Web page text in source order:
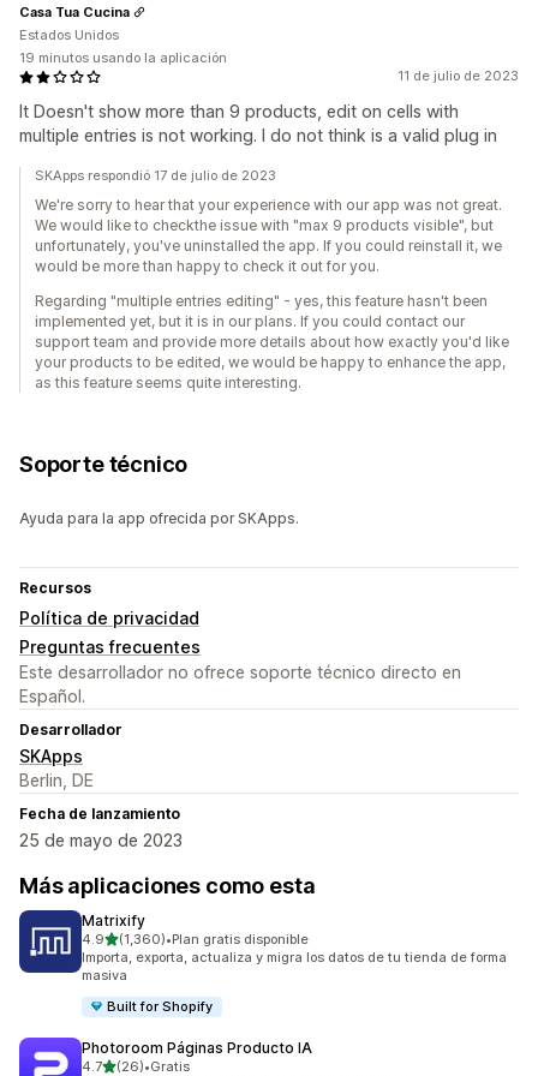
11 de julio de 2023
It Doesn't show more than 9 products, edit on cells with
multiple entries is not working. I do not think is a valid plug in
Casa Tua Cucina
Estados Unidos
19 minutos usando la aplicación
SKApps respondió 17 de julio de 2023
We're sorry to hear that your experience with our app was not great.
We would like to checkthe issue with "max 9 products visible", but
unfortunately, you've uninstalled the app. If you could reinstall it, we
would be more than happy to check it out for you.
Regarding "multiple entries editing" - yes, this feature hasn't been
implemented yet, but it is in our plans. If you could contact our
support team and provide more details about how exactly you'd like
your products to be edited, we would be happy to enhance the app,
as this feature seems quite interesting.
Soporte técnico
Ayuda para la app ofrecida por SKApps.
Recursos
Política de privacidad
Preguntas frecuentes
Este desarrollador no ofrece soporte técnico directo en
Español.
Desarrollador
SKApps
Berlin, DE
Fecha de lanzamiento
25 de mayo de 2023
Más aplicaciones como esta
Matrixify
4.9de 5 estrellas
(1,360)
1360 reseñas en total
•Plan gratis disponible
Importa, exporta, actualiza y migra los datos de tu tienda de forma
masiva
Built for Shopify
Photoroom Páginas Producto IA
4.7de 5 estrellas
(26)•Gratis